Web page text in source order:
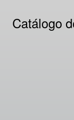
Catálogo